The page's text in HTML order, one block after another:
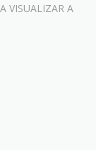
VISUALIZAR A